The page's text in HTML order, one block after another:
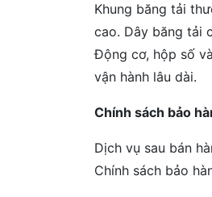
Khung băng tải
cao. Dây băng tải
Động cơ, hộp số
vận hành lâu dài.
Chính sách bảo
Dịch vụ sau bán
Chính sách bảo